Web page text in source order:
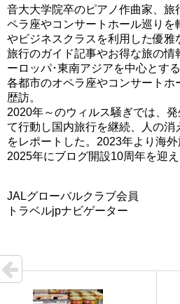
音大大学院卒のピアノ作曲家、旅
ペラ座やコンサートホール巡りを
やビジネスクラスを利用した優雅
旅行のガイド記事やお得な旅の情
ーロッパ･東南アジアを中心とす
各都市のオペラ座やコンサートホ
歴訪。
2020年～のウィルス騒ぎでは、
て行動し国内旅行を継続、人の消
をレポートした。2023年より海外
2025年にブログ開設10周年を迎え
JALグローバルクラブ会員
トラベルjpナビゲーター